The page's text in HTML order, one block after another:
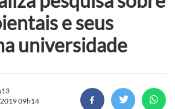
e seus
universidade
09h14